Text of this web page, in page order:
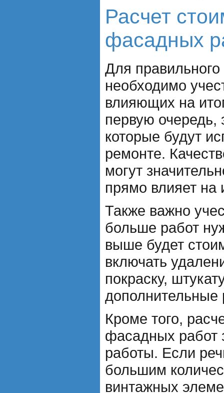
Расчет
фасадных
Для правильного
необходимо
влияющих на
первую очередь,
которые будут
ремонте.
могут
прямо влияет на
Также важно
больше работ
выше будет
включать
покраску,
дополнительные
Кроме того,
фасадных работ
работы. Если
большим
винтажных